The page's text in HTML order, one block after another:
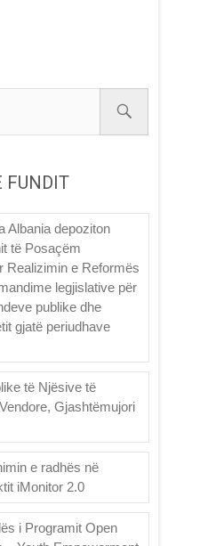
FUNDIT
Albania depoziton
të Posaçëm
Realizimin e Reformës
legjislative për
publike dhe
gjatë periudhave
të Njësive të
Gjashtëmujori
e radhës në
iMonitor 2.0
i Programit Open